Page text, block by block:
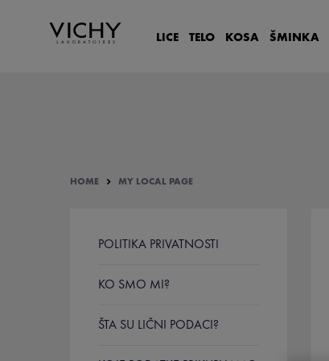
LICE TELO KOSA ŠMINKA
HOME MY LOCAL PAGE
POLITIKA PRIVATNOSTI
KO SMO MI?
ŠTA SU LIČNI PODACI?